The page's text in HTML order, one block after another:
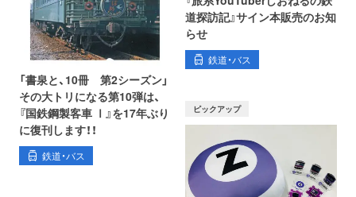
「書泉と、10冊 第2シーズン」
その大トリになる第10弾は、
『国鉄鋼製客車 Ⅰ』を17年ぶり
に復刊します！！
鉄道・バス
道探訪記』サイン本販売のお知
らせ
鉄道・バス
ピックアップ